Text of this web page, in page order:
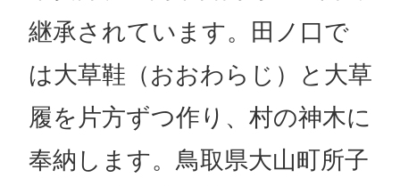
継承されています。田ノ口で
は大草鞋（おおわらじ）と大草
履を片方ずつ作り、村の神木に
奉納します。鳥取県大山町所子